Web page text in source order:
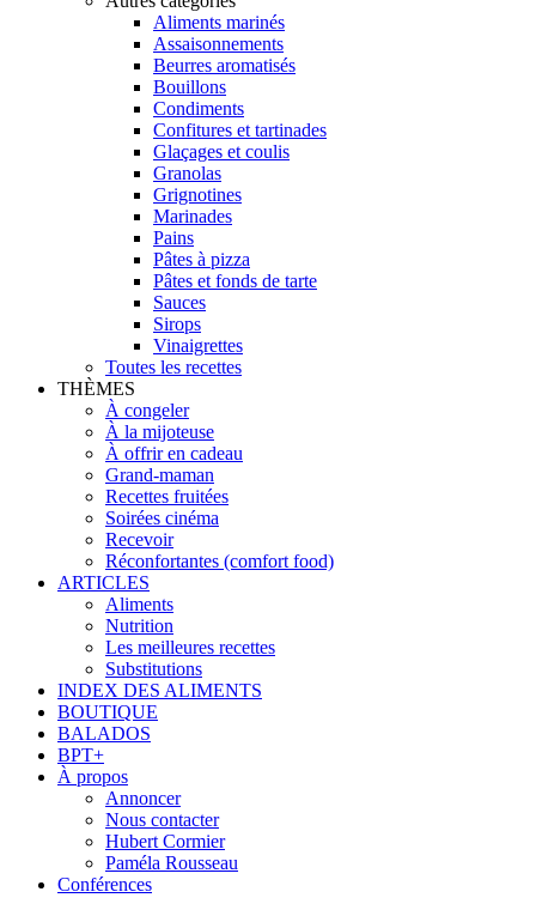
Aliments marinés
Assaisonnements
Beurres aromatisés
Bouillons
Condiments
Confitures et tartinades
Glaçages et coulis
Granolas
Grignotines
Marinades
Pains
Pâtes à pizza
Pâtes et fonds de tarte
Sauces
Sirops
Vinaigrettes
Toutes les recettes
THÈMES
À congeler
À la mijoteuse
À offrir en cadeau
Grand-maman
Recettes fruitées
Soirées cinéma
Recevoir
Réconfortantes (comfort food)
ARTICLES
Aliments
Nutrition
Les meilleures recettes
Substitutions
INDEX DES ALIMENTS
BOUTIQUE
BALADOS
BPT+
À propos
Annoncer
Nous contacter
Hubert Cormier
Paméla Rousseau
Conférences